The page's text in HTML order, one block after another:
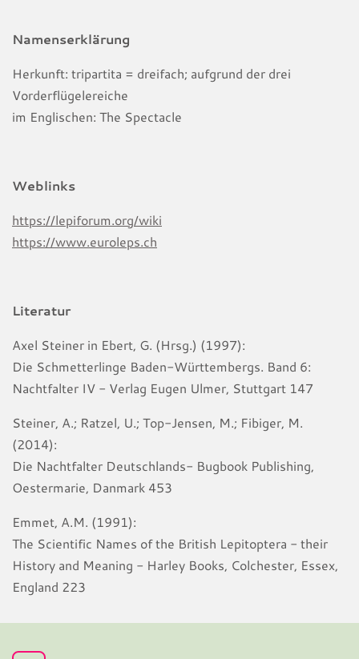
Namenserklärung
Herkunft: tripartita = dreifach; aufgrund der drei
Vorderflügelereiche
im Englischen: The Spectacle
Weblinks
https://lepiforum.org/wiki
https://www.euroleps.ch
Literatur
Axel Steiner in Ebert, G. (Hrsg.) (1997):
Die Schmetterlinge Baden-Württembergs. Band 6:
Nachtfalter IV - Verlag Eugen Ulmer, Stuttgart 147
Steiner, A.; Ratzel, U.; Top-Jensen, M.; Fibiger, M.
(2014):
Die Nachtfalter Deutschlands- Bugbook Publishing,
Oestermarie, Danmark 453
Emmet, A.M. (1991):
The Scientific Names of the British Lepitoptera - their
History and Meaning - Harley Books, Colchester, Essex,
England 223